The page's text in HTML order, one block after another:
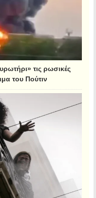
τις ρωσικές
του Πούτιν